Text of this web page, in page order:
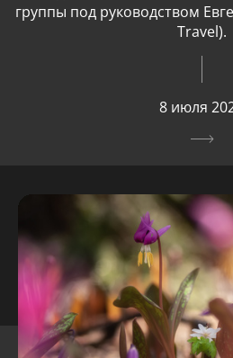
группы под руководством
Travel).
8 июля